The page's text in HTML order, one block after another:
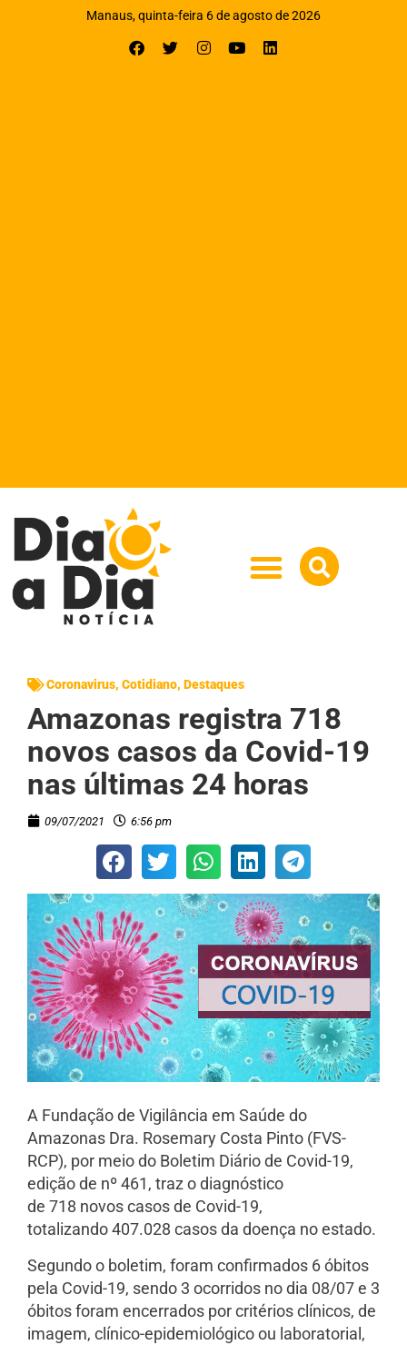
Manaus, quinta-feira 6 de agosto de 2026
Coronavirus, Cotidiano, Destaques
Amazonas registra 718
novos casos da Covid-19
nas últimas 24 horas
09/07/2021 6:56 pm
A Fundação de Vigilância em Saúde do
Amazonas Dra. Rosemary Costa Pinto (FVS-
RCP), por meio do Boletim Diário de Covid-19,
edição de nº 461, traz o diagnóstico
de 718 novos casos de Covid-19,
totalizando 407.028 casos da doença no estado.
Segundo o boletim, foram confirmados 6 óbitos
pela Covid-19, sendo 3 ocorridos no dia 08/07 e 3
óbitos foram encerrados por critérios clínicos, de
imagem, clínico-epidemiológico ou laboratorial,